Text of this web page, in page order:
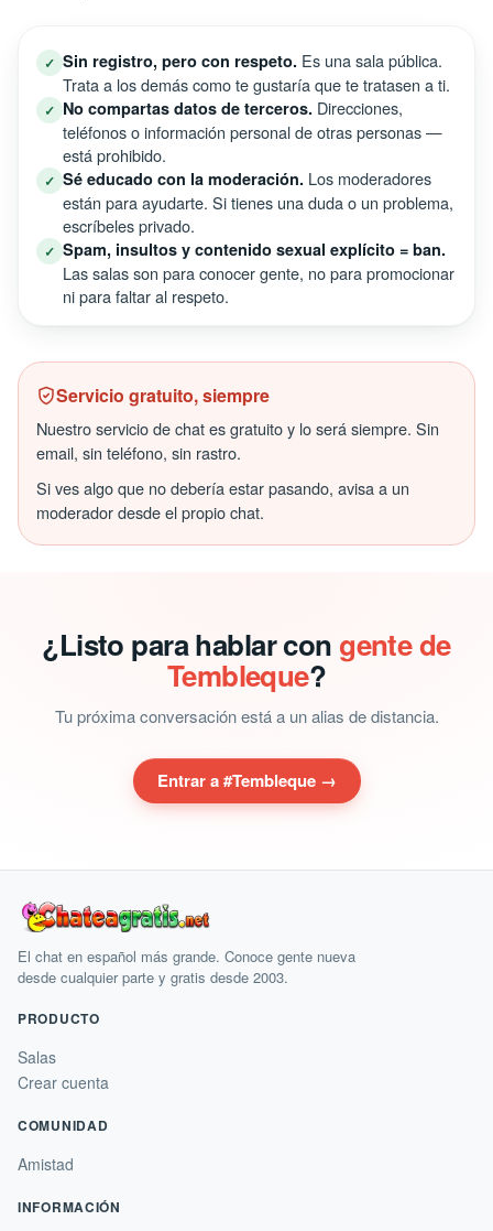
✓ Sin registro, pero con respeto. Es una sala pública.
Trata a los demás como te gustaría que te tratasen a ti.
✓ No compartas datos de terceros. Direcciones,
teléfonos o información personal de otras personas —
está prohibido.
✓ Sé educado con la moderación. Los moderadores
están para ayudarte. Si tienes una duda o un problema,
escríbeles privado.
✓ Spam, insultos y contenido sexual explícito = ban.
Las salas son para conocer gente, no para promocionar
ni para faltar al respeto.
Servicio gratuito, siempre
Nuestro servicio de chat es gratuito y lo será siempre. Sin
email, sin teléfono, sin rastro.
Si ves algo que no debería estar pasando, avisa a un
moderador desde el propio chat.
¿Listo para hablar con gente de
Tembleque?
Tu próxima conversación está a un alias de distancia.
Entrar a #Tembleque →
El chat en español más grande. Conoce gente nueva
desde cualquier parte y gratis desde 2003.
PRODUCTO
Salas
Crear cuenta
COMUNIDAD
Amistad
INFORMACIÓN